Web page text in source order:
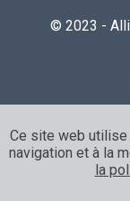
© 2023 -
Ce site web
navigation et à la
la